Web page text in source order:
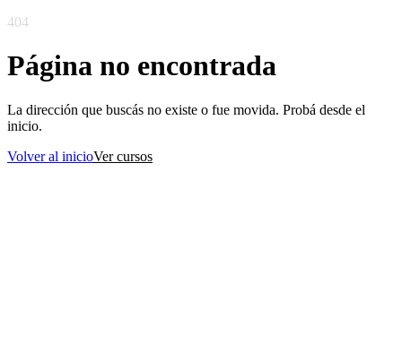
404
Página no encontrada
La dirección que buscás no existe o fue movida. Probá desde el
inicio.
Volver al inicioVer cursos